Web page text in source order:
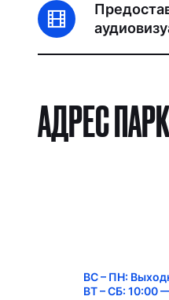
АДРЕС
ВС – ПН:
ВТ – СБ: 10:00
Я ИЩУ: